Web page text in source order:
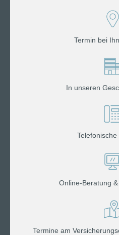
Termin bei
In unseren
Online-Beratung
Termine am